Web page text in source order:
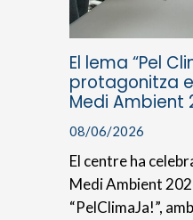
El lema “Pel
protagonitza
Medi Ambient
08/06/2026
El centre ha
Medi Ambient
“PelClimaJa!”,